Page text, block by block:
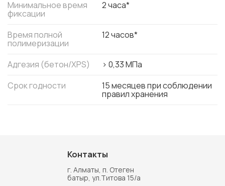
Минимальное время
фиксации
2 часа*
Время полной
полимеризации
12 часов*
Адгезия (бетон/XPS)
> 0,33 МПа
Срок годности
15 месяцев при соблюдении
правил хранения
Контакты
г. Алматы, п. Отеген
батыр, ул.Титова 15/а